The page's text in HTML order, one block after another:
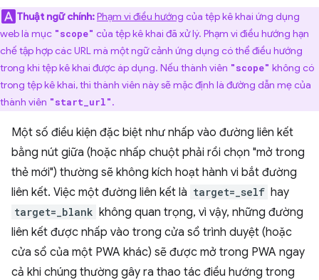
Thuật ngữ chính:Phạm vi điều hướng của tệp kê khai ứng dụng
web là mục "scope" của tệp kê khai đã xử lý. Phạm vi điều hướng hạn
chế tập hợp các URL mà một ngữ cảnh ứng dụng có thể điều hướng
trong khi tệp kê khai được áp dụng. Nếu thành viên "scope" không có
trong tệp kê khai, thì thành viên này sẽ mặc định là đường dẫn mẹ của
thành viên "start_url".
Một số điều kiện đặc biệt như nhấp vào đường liên kết
bằng nút giữa (hoặc nhấp chuột phải rồi chọn "mở trong
thẻ mới") thường sẽ không kích hoạt hành vi bắt đường
liên kết. Việc một đường liên kết là target=_self hay
target=_blank không quan trọng, vì vậy, những đường
liên kết được nhấp vào trong cửa sổ trình duyệt (hoặc
cửa sổ của một PWA khác) sẽ được mở trong PWA ngay
cả khi chúng thường gây ra thao tác điều hướng trong